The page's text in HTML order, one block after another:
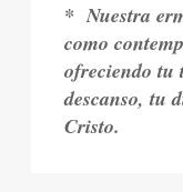
* Nuestra
como
ofreciendo tu
descanso, tu
Cristo.